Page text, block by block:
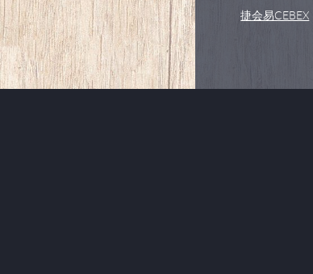
捷会易CEBEX